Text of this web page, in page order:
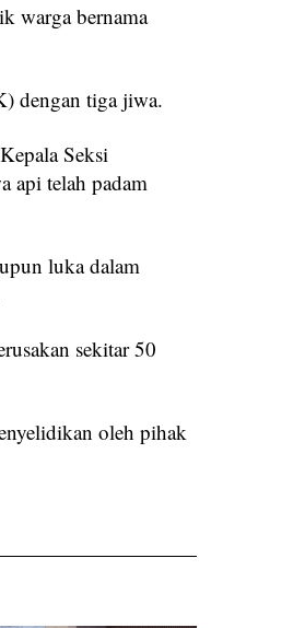
warga bernama
dengan tiga jiwa.
Seksi
api telah padam
luka dalam
sekitar 50
oleh pihak